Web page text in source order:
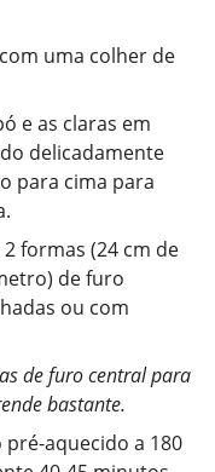
uma colher de
e as claras em
delicadamente
para cima para
formas (24 cm de
de furo
ou com
de furo central para
bastante.
aquecido a 180